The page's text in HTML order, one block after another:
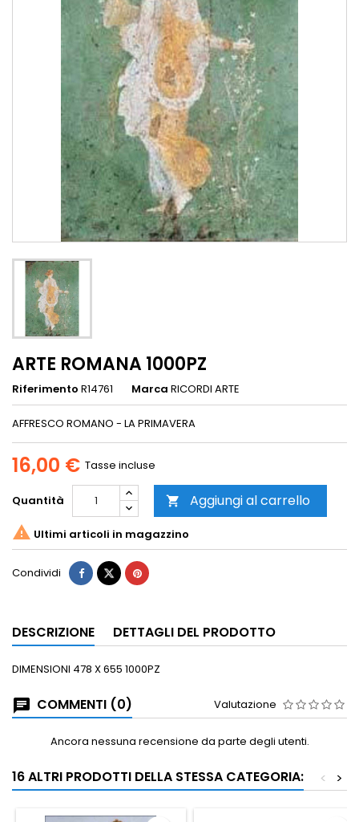
ARTE ROMANA 1000PZ
Riferimento R14761 Marca RICORDI ARTE
AFFRESCO ROMANO - LA PRIMAVERA
16,00 € Tasse incluse
Quantità  Aggiungi al carrello
 Ultimi articoli in magazzino
Condividi
DESCRIZIONE DETTAGLI DEL PRODOTTO
DIMENSIONI 478 X 655 1000PZ
COMMENTI (0) Valutazione
Ancora nessuna recensione da parte degli utenti.
16 ALTRI PRODOTTI DELLA STESSA CATEGORIA: >
<